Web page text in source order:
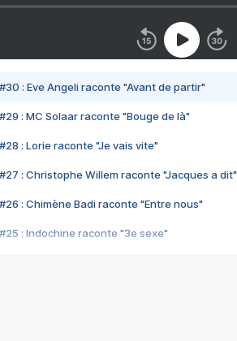
#30 : Eve Angeli raconte "Avant de partir"
#29 : MC Solaar raconte "Bouge de là"
#28 : Lorie raconte "Je vais vite"
#27 : Christophe Willem raconte "Jacques a dit"
#26 : Chimène Badi raconte "Entre nous"
#25 : Indochine raconte "3e sexe"